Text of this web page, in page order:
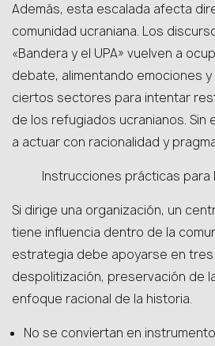
Además, esta escalada afecta
comunidad ucraniana. Los
«Bandera y el UPA» vuelven a
debate, alimentando emociones
ciertos sectores para intentar
de los refugiados ucranianos. Sin
a actuar con racionalidad y
Instrucciones prácticas para
Si dirige una organización, un
tiene influencia dentro de la
estrategia debe apoyarse en tres
despolitización, preservación de
enfoque racional de la historia.
No se conviertan en